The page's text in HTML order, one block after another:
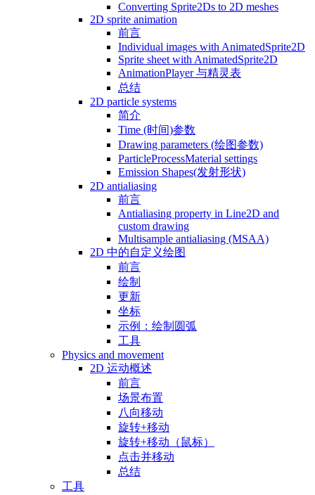
Converting Sprite2Ds to 2D meshes
2D sprite animation
前言
Individual images with AnimatedSprite2D
Sprite sheet with AnimatedSprite2D
AnimationPlayer 与精灵表
总结
2D particle systems
简介
Time (时间)参数
Drawing parameters (绘图参数)
ParticleProcessMaterial settings
Emission Shapes(发射形状)
2D antialiasing
前言
Antialiasing property in Line2D and
custom drawing
Multisample antialiasing (MSAA)
2D 中的自定义绘图
前言
绘制
更新
坐标
示例：绘制圆弧
工具
Physics and movement
2D 运动概述
前言
场景布置
八向移动
旋转+移动
旋转+移动（鼠标）
点击并移动
总结
工具